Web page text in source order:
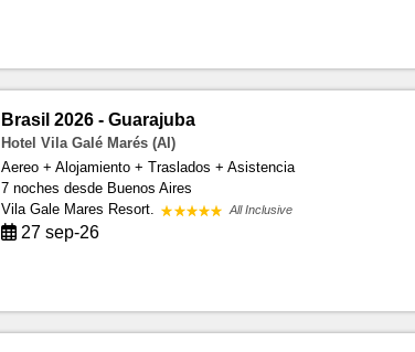
Brasil 2026 - Guarajuba
Hotel Vila Galé Marés (AI)
Aereo + Alojamiento + Traslados + Asistencia
7 noches desde Buenos Aires
Vila Gale Mares Resort.
All Inclusive
27 sep-26